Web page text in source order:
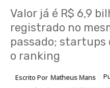
Valor já é R$ 6,9
registrado no
passado; startups
o ranking
Escrito Por Matheus Mans